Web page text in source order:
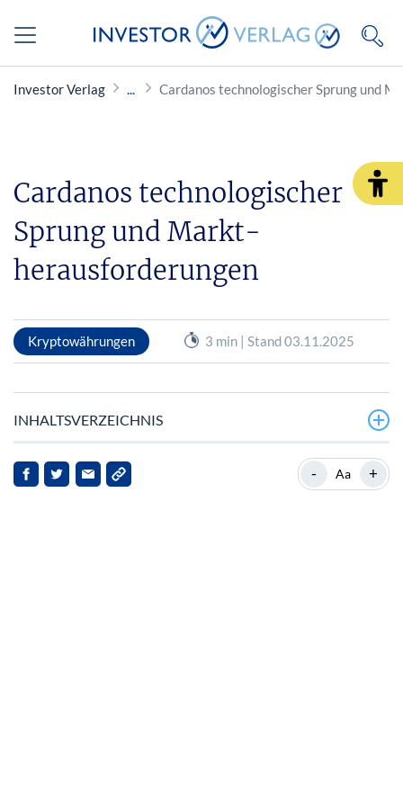
Investor Verlag Cardanos technologischer Sprung und
Cardanos technologischer
Sprung und Markt­
herausforderungen
Kryptowährungen 3 min | Stand 03.11.2025
INHALTSVERZEICHNIS
Cardanos vielversprechende technologische
Integration
- Aa +